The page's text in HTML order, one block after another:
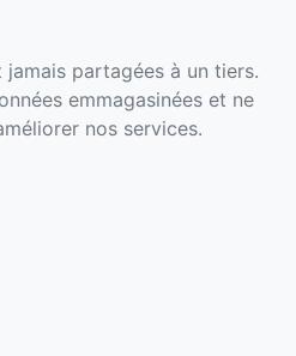
partagées à un tiers.
emmagasinées et ne
nos services.